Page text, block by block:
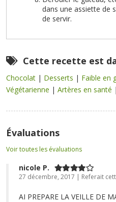
dans une assiette de
de servir.
Cette recette est
Chocolat | Desserts | Faible en
Végétarienne | Artères en santé |
Évaluations
Voir toutes les évaluations
nicole P.
27 décembre, 2017 | Referait
AI PREPARE LA VEILLE DE